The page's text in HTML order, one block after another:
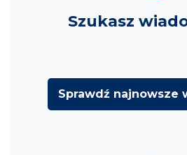
Szukasz
Sprawdź najnowsze